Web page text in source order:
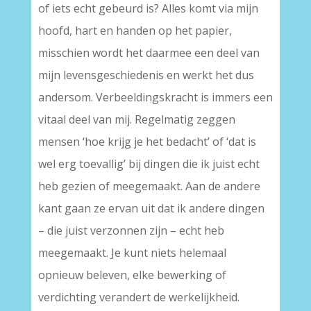
of iets echt gebeurd is? Alles komt via mijn
hoofd, hart en handen op het papier,
misschien wordt het daarmee een deel van
mijn levensgeschiedenis en werkt het dus
andersom. Verbeeldingskracht is immers een
vitaal deel van mij. Regelmatig zeggen
mensen ‘hoe krijg je het bedacht’ of ‘dat is
wel erg toevallig’ bij dingen die ik juist echt
heb gezien of meegemaakt. Aan de andere
kant gaan ze ervan uit dat ik andere dingen
– die juist verzonnen zijn – echt heb
meegemaakt. Je kunt niets helemaal
opnieuw beleven, elke bewerking of
verdichting verandert de werkelijkheid.